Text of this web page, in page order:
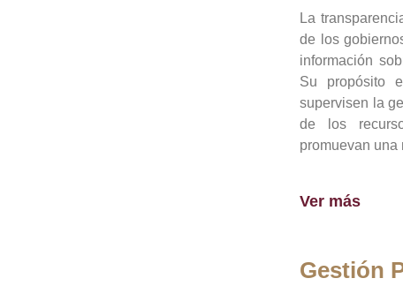
La
de los
información
Su propósito
supervisen la
de los
promuevan una
Ver más
Gestión